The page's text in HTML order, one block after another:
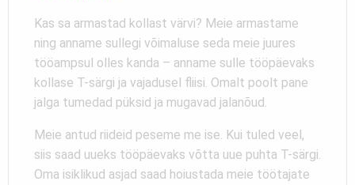
Kas sa armastad kollast värvi? Meie armastame
ning anname sullegi võimaluse seda meie juures
tööampsul olles kanda – anname sulle tööpäevaks
kollase T-särgi ja vajadusel fliisi. Omalt poolt pane
jalga tumedad püksid ja mugavad jalanõud.
Meie antud riideid peseme me ise. Kui tuled veel,
siis saad uueks tööpäevaks võtta uue puhta T-särgi.
Oma isiklikud asjad saad hoiustada meie töötajate